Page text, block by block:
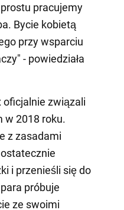
pracujemy
Bycie kobietą
przy wsparciu
- powiedziała
oficjalnie związali
w 2018 roku.
z zasadami
i przenieśli się do
próbuje
ze swoimi